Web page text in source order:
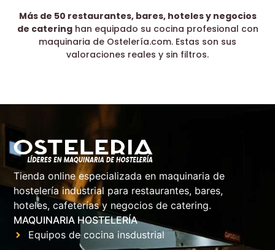
Más de 50 restaurantes, bares, hoteles y negocios
de cateringhan equipado su cocina profesional con
maquinaria de Ostelería.com. Estas son sus
valoraciones reales y sin filtros.
Tienda online especializada en maquinaria de
hostelería industrial para restaurantes, bares,
hoteles, cafeterías y negocios de catering.
MAQUINARIA HOSTELERÍA
Equipos de cocina insdustrial